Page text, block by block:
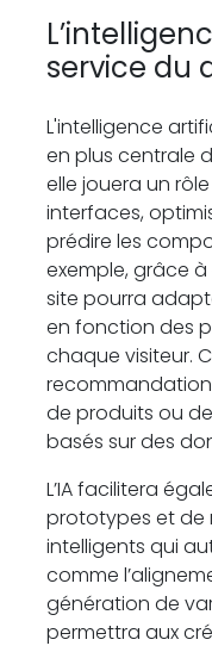
service du
L'intelligence
en plus centrale
elle jouera un
interfaces,
prédire les
exemple, grâce
site pourra
en fonction des
chaque visiteur.
de produits ou
basés sur des
L’IA facilitera
prototypes et de
intelligents qui
comme
génération de
permettra aux